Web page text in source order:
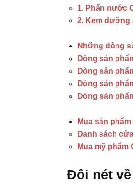
1. Phấn nước
2. Kem dưỡng
Những dòng
Dòng sản
Dòng sản
Dòng sản
Dòng sản
Mua sản
Danh sách
Mua mỹ phẩm
Đôi nét